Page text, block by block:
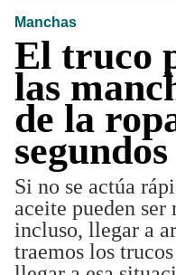
Manchas
El truco
las
de la
segundos
Si no se actúa
aceite pueden ser
incluso, llegar a
traemos los